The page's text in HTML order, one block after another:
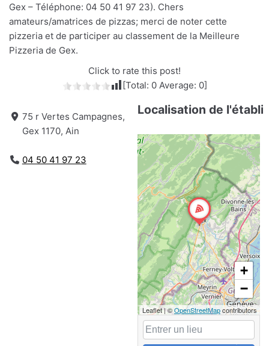
Gex – Téléphone: 04 50 41 97 23). Chers
amateurs/amatrices de pizzas; merci de noter cette
pizzeria et de participer au classement de la Meilleure
Pizzeria de Gex.
Click to rate this post!
[Total: 0Average: 0]
75 r Vertes Campagnes,
Gex 1170, Ain
04 50 41 97 23
Localisation de
+
−
Leaflet|©OpenStreetMapcontributors